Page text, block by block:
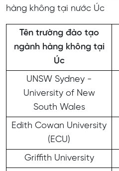
hàng không tại nước Úc
Tên trường đào tạo
ngành hàng không tại
Úc
UNSW Sydney -
University of New
South Wales
Edith Cowan University
(ECU)
Griffith University